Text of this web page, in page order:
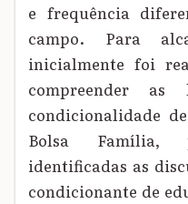
e frequência
campo. Para
inicialmente foi
compreender as
condicionalidade
Bolsa Família,
identificadas as
condicionante de